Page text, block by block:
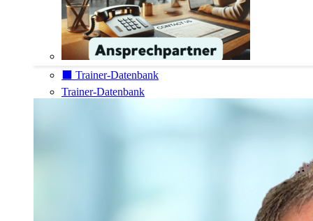
⬛️ Trainer-Datenbank
Trainer-Datenbank